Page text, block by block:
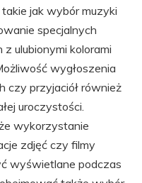
jak wybór muzyki
specjalnych
ulubionymi kolorami
wygłoszenia
czy przyjaciół również
uroczystości.
wykorzystanie
zdjęć czy filmy
wyświetlane podczas